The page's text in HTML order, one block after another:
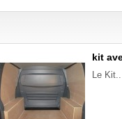
kit
Le